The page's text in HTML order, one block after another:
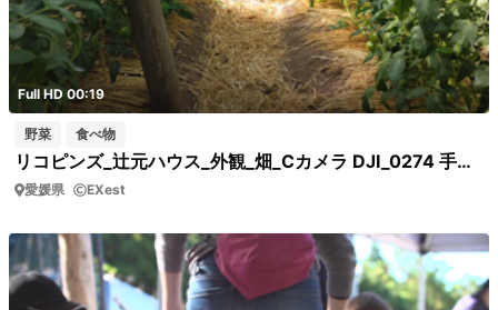
Full HD 00:19
野菜 食べ物
リコピンズ_辻元ハウス_外観_畑_Cカメラ DJI_0274 手持ちカメラでのビニールハウス
愛媛県 EXest